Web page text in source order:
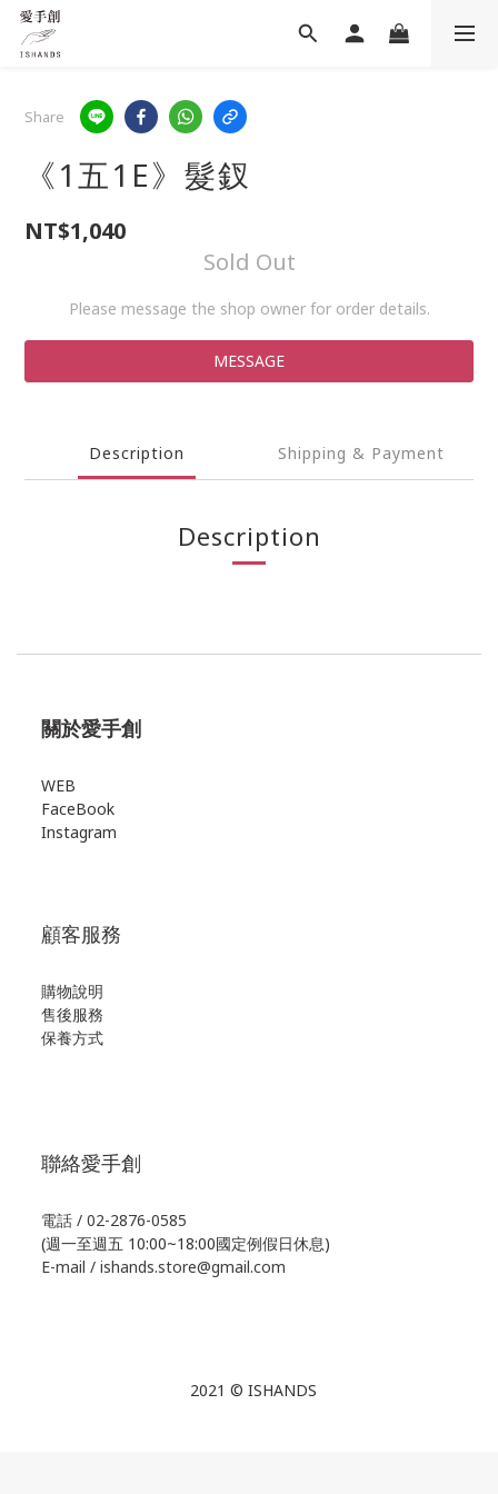
Share
《1五1E》髮釵
NT$1,040
Sold Out
Please message the shop owner for order details.
MESSAGE
Description Shipping & Payment
Description
關於愛手創
WEB
FaceBook
Instagram
顧客服務
購物說明
售後服務
保養方式
聯絡愛手創
電話 / 02-2876-0585
(週一至週五 10:00~18:00國定例假日休息)
E-mail / ishands.store@gmail.com
2021 © ISHANDS